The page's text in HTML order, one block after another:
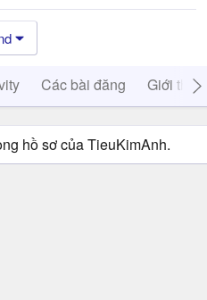
Các bài đăng Giới thiệu
hồ sơ của TieuKimAnh.